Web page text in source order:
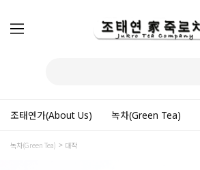
조태연가(About Us) 녹차(Green Tea)
녹차(Green Tea) 대작